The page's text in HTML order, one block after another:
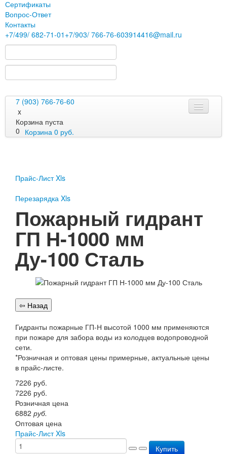
Сертификаты
Вопрос-Ответ
Контакты
+7/499/ 682-71-01 +7/903/ 766-76-603914416@mail.ru
7 (903) 766-76-60
x
Корзина пуста
0 Корзина 0 руб.
Перезарядка ОП
Перезарядка ОВП
Доставка
Оплата
Гарантии
О нас
Публичная оферта
Сертификаты
Вопрос-Ответ
Контакты
Пожарное оборудование
Перезарядка
Перезарядка ОП
Перезарядка ОУ
Доставка
Оплата
Гарантии
О нас
Прайс-Лист Xls
Перезарядка Xls
Пожарный гидрант
ГП Н-1000 мм
Ду-100 Сталь
Гидранты пожарные ГП-Н высотой 1000 мм применяются
при пожаре для забора воды из колодцев водопроводной
сети.
*Розничная и оптовая цены примерные, актуальные цены
в прайс-листе.
7226 руб.
7226 руб.
Розничная цена
6882 руб.
Оптовая цена
Прайс-Лист Xls
Купить